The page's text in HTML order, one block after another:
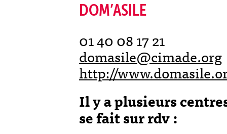
DOM’ASILE
01 40 08 17 21
domasile@cimade.org
http://
Il y a plusieurs
se fait sur rdv :